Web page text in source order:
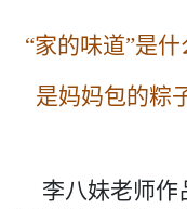
“家的味道”是什
是妈妈包的
李八妹老师作